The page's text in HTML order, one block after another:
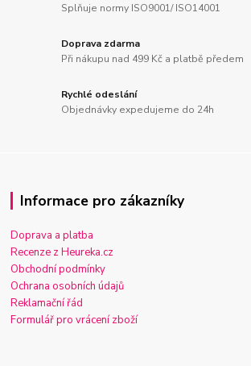
Splňuje normy ISO9001/ ISO14001
Doprava zdarma
Při nákupu nad 499 Kč a platbě předem
Rychlé odeslání
Objednávky expedujeme do 24h
Informace pro zákazníky
Doprava a platba
Recenze z Heureka.cz
Obchodní podmínky
Ochrana osobních údajů
Reklamační řád
Formulář pro vrácení zboží